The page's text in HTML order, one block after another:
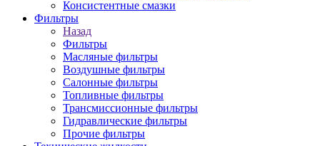
Консистентные смазки
Фильтры
Назад
Фильтры
Масляные фильтры
Воздушные фильтры
Салонные фильтры
Топливные фильтры
Трансмиссионные фильтры
Гидравлические фильтры
Прочие фильтры